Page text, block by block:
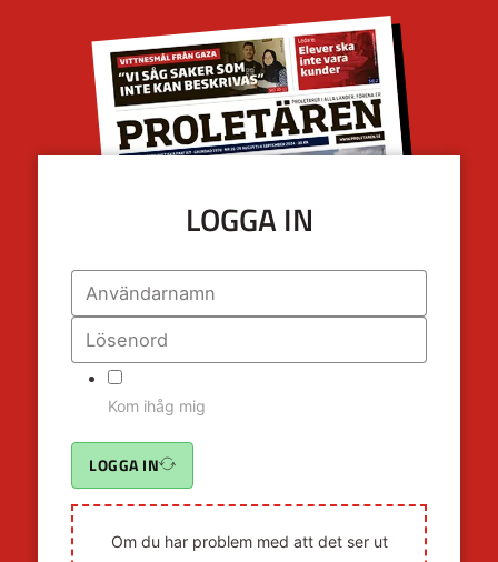
LOGGA IN
Kom ihåg mig
LOGGA IN
Om du har problem med att det ser ut